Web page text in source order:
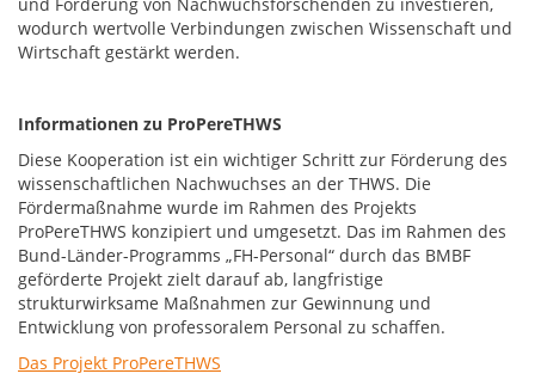
wodurch wertvolle Verbindungen zwischen Wissenschaft und
Wirtschaft gestärkt werden.
Informationen zu ProPereTHWS
Diese Kooperation ist ein wichtiger Schritt zur Förderung des
wissenschaftlichen Nachwuchses an der THWS. Die
Fördermaßnahme wurde im Rahmen des Projekts
ProPereTHWS konzipiert und umgesetzt. Das im Rahmen des
Bund-Länder-Programms „FH-Personal“ durch das BMBF
geförderte Projekt zielt darauf ab, langfristige
strukturwirksame Maßnahmen zur Gewinnung und
Entwicklung von professoralem Personal zu schaffen.
Das Projekt ProPereTHWS